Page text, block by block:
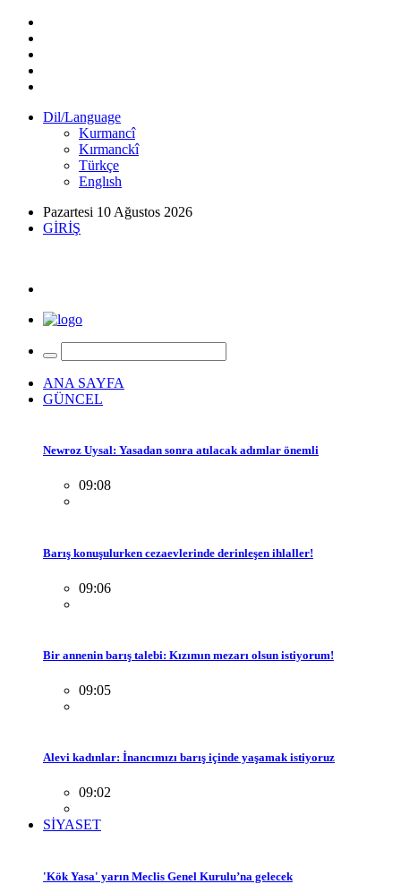
Dil/Language
Kurmancî
Kırmanckî
Türkçe
Englısh
Pazartesi 10 Ağustos 2026
GİRİŞ
ANA SAYFA
GÜNCEL
Newroz Uysal: Yasadan sonra atılacak adımlar önemli
09:08
Barış konuşulurken cezaevlerinde derinleşen ihlaller!
09:06
Bir annenin barış talebi: Kızımın mezarı olsun istiyorum!
09:05
Alevi kadınlar: İnancımızı barış içinde yaşamak istiyoruz
09:02
SİYASET
'Kök Yasa' yarın Meclis Genel Kurulu’na gelecek